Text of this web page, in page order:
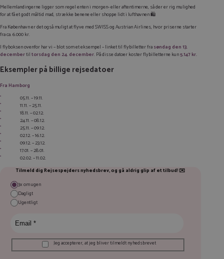
Mellemlandingerne ligger som regel enten i morgen- eller aftentimerne, så der er rig mulighed
for at få et godt måltid mad, strække benene eller shoppe lidt i lufthavnen 🛍️
Fra København er det også muligt at flyve med SWISS og Austrian Airlines, hvor priserne starter
fra ca. 6.000 kr.
I flyboksen ovenfor har vi – blot som et eksempel – linket til flybilletter frasøndag den 13.
decembertiltorsdag den 24. december. På disse datoer koster flybilletterne kun5.147 kr.
Eksempler på billige rejsedatoer
Fra Hamborg
05.11. – 19.11.
11.11. – 25.11.
18.11. – 02.12.
24.11. – 08.12.
25.11. – 09.12.
02.12. – 16.12.
09.12. – 23.12.
17.01. – 28.01.
02.02. – 11.02.
Tilmeld dig Rejsespejders nyhedsbrev, og gå aldrig glip af et tilbud!✉️
3x om ugen
Dagligt
Ugentligt
Jeg accepterer, at jeg bliver tilmeldt nyhedsbrevet